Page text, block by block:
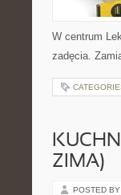
W centrum
zadęcia.
ZIMA)
POSTED BY